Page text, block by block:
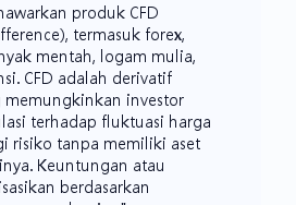
produk CFD
termasuk forex,
mentah, logam mulia,
CFD adalah derivatif
memungkinkan investor
terhadap fluktuasi harga
risiko tanpa memiliki aset
Keuntungan atau
berdasarkan